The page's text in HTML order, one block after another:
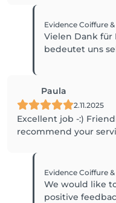
Evidence Coiffure
Vielen Dank für
bedeutet uns
Paula
2.11.2025
Excellent job -:)
recommend your
Evidence Coiffure
We would like
positive